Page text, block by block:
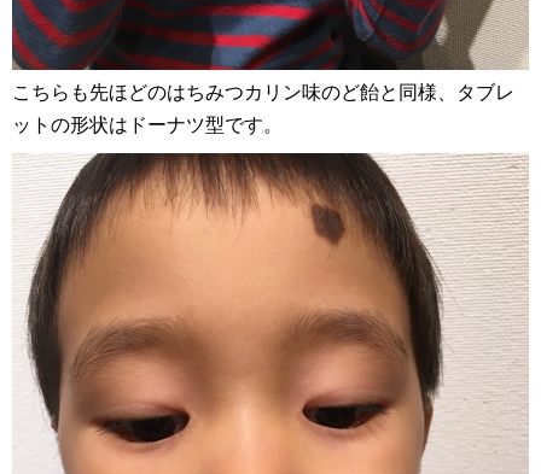
こちらも先ほどのはちみつカリン味のど飴と同様、タブレ
ットの形状はドーナツ型です。